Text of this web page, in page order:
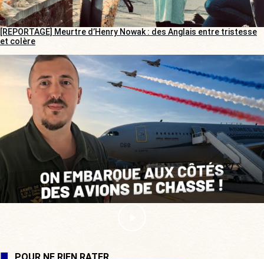
[REPORTAGE] Meurtre d’Henry Nowak : des Anglais entre tristesse
et colère